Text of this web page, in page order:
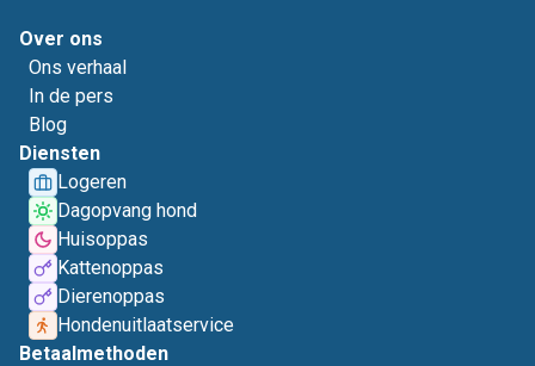
Over ons
Ons verhaal
In de pers
Blog
Diensten
Logeren
Dagopvang hond
Huisoppas
Kattenoppas
Dierenoppas
Hondenuitlaatservice
Betaalmethoden